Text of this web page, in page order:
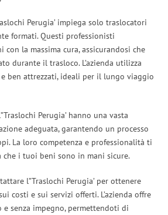
Perugia’ impiega solo traslocatori
formati. Questi professionisti
la massima cura, assicurandosi che
durante il trasloco. L’azienda utilizza
ben attrezzati, ideali per il lungo viaggio
Perugia’ hanno una vasta
adeguata, garantendo un processo
La loro competenza e professionalità ti
i tuoi beni sono in mani sicure.
l”Traslochi Perugia’ per ottenere
costi e sui servizi offerti. L’azienda offre
senza impegno, permettendoti di